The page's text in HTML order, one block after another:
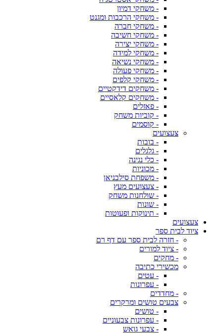
- משחקי דמיון
- משחקי הרכבות ומגנט
- משחקי חברה
- משחקי חשיבה
- משחקי יצירה
- משחקי למידה
- משחקי נשיאה
- משחקי פעולה
- משחקי קלפים
- משחקים דידקטיים
- משחקים קלאסיים
- פאזלים
- קוביות משחק
- קוסמים
צעצועים
- בובות
- גלגלים
- כלי נגינה
- מכוניות
- משפחת סילבניאן
- צעצועים מעץ
- שולחנות משחק
- שונות
- תינוקות ופעוטות
צעצועים
ציוד לבית ספר
- חזרה לבית ספר עם דף רם
- ציוד למורים
- מחקים
מכשירי כתיבה
- עטים
- עפרונות
- מחדדים
צבעים טושים ומרקרים
- טושים
- עפרונות צבעוניים
- צבעי גואש